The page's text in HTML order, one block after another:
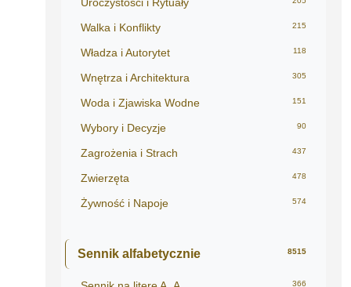
Walka i Konflikty 215
Władza i Autorytet 118
Wnętrza i Architektura 305
Woda i Zjawiska Wodne 151
Wybory i Decyzje 90
Zagrożenia i Strach 437
Zwierzęta 478
Żywność i Napoje 574
Sennik alfabetycznie 8515
366